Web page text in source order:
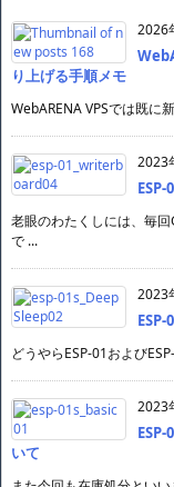
2026
り上げる手順メモ
WebARENA VPSでは既に
2023
老眼のわたくしには、毎
で ...
2023
どうやらESP-01および
2023
いて